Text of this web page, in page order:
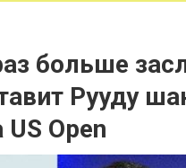
больше
Рууду
Open